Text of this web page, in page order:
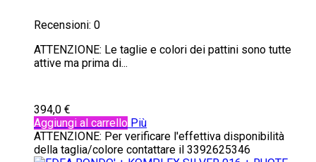
Recensioni: 0
ATTENZIONE: Le taglie e colori dei pattini sono tutte
attive ma prima di...
394,0 €
Aggiungi al carrello Più
ATTENZIONE: Per verificare l'effettiva disponibilità
della taglia/colore contattare il 3392625346